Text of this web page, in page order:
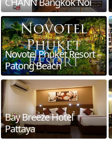
Novotel Phuket Resort –
Patong Beach
Bay Breeze Hotel
Pattaya